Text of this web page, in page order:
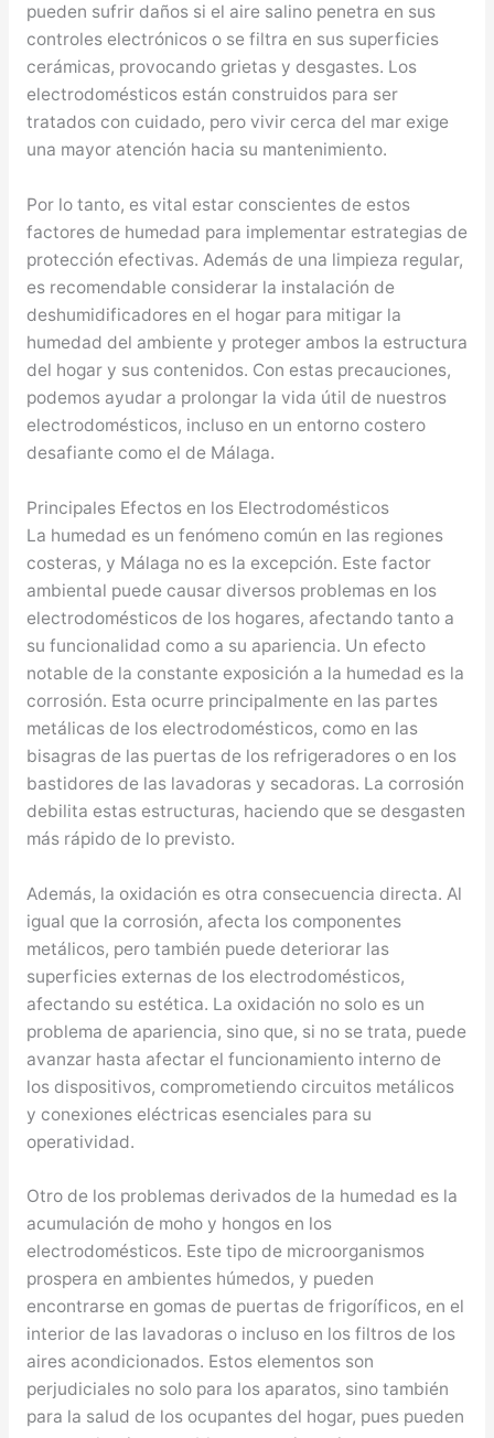
pueden sufrir daños si el aire salino penetra en sus
controles electrónicos o se filtra en sus superficies
cerámicas, provocando grietas y desgastes. Los
electrodomésticos están construidos para ser
tratados con cuidado, pero vivir cerca del mar exige
una mayor atención hacia su mantenimiento.
Por lo tanto, es vital estar conscientes de estos
factores de humedad para implementar estrategias de
protección efectivas. Además de una limpieza regular,
es recomendable considerar la instalación de
deshumidificadores en el hogar para mitigar la
humedad del ambiente y proteger ambos la estructura
del hogar y sus contenidos. Con estas precauciones,
podemos ayudar a prolongar la vida útil de nuestros
electrodomésticos, incluso en un entorno costero
desafiante como el de Málaga.
Principales Efectos en los Electrodomésticos
La humedad es un fenómeno común en las regiones
costeras, y Málaga no es la excepción. Este factor
ambiental puede causar diversos problemas en los
electrodomésticos de los hogares, afectando tanto a
su funcionalidad como a su apariencia. Un efecto
notable de la constante exposición a la humedad es la
corrosión. Esta ocurre principalmente en las partes
metálicas de los electrodomésticos, como en las
bisagras de las puertas de los refrigeradores o en los
bastidores de las lavadoras y secadoras. La corrosión
debilita estas estructuras, haciendo que se desgasten
más rápido de lo previsto.
Además, la oxidación es otra consecuencia directa. Al
igual que la corrosión, afecta los componentes
metálicos, pero también puede deteriorar las
superficies externas de los electrodomésticos,
afectando su estética. La oxidación no solo es un
problema de apariencia, sino que, si no se trata, puede
avanzar hasta afectar el funcionamiento interno de
los dispositivos, comprometiendo circuitos metálicos
y conexiones eléctricas esenciales para su
operatividad.
Otro de los problemas derivados de la humedad es la
acumulación de moho y hongos en los
electrodomésticos. Este tipo de microorganismos
prospera en ambientes húmedos, y pueden
encontrarse en gomas de puertas de frigoríficos, en el
interior de las lavadoras o incluso en los filtros de los
aires acondicionados. Estos elementos son
perjudiciales no solo para los aparatos, sino también
para la salud de los ocupantes del hogar, pues pueden